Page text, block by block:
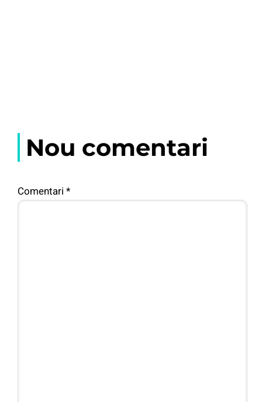
Nou comentari
Comentari *